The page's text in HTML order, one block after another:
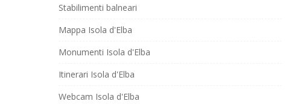
Stabilimenti balneari
Mappa Isola d'Elba
Monumenti Isola d'Elba
Itinerari Isola d'Elba
Webcam Isola d'Elba